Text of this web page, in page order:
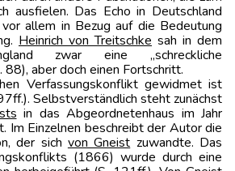
ausfielen. Das Echo in Deutschland
allem in Bezug auf die Bedeutung
Heinrich von Treitschke sah in dem
zwar eine „schreckliche
88), aber doch einen Fortschritt.
Verfassungskonflikt gewidmet ist
Selbstverständlich steht zunächst
in das Abgeordnetenhaus im Jahr
Im Einzelnen beschreibt der Autor die
der sich von Gneist zuwandte. Das
(1866) wurde durch eine